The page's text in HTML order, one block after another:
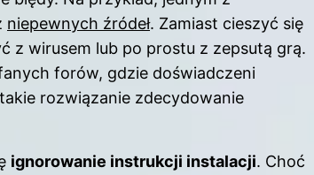
niepewnych źródeł. Zamiast cieszyć się
z wirusem lub po prostu z zepsutą grą.
forów, gdzie doświadczeni
rozwiązanie zdecydowanie
ignorowanie instrukcji instalacji. Choć